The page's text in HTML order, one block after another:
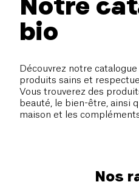
bio
Découvrez notre
produits sains et
Vous trouverez des
beauté, le bien-être, ainsi
maison et les
Nos